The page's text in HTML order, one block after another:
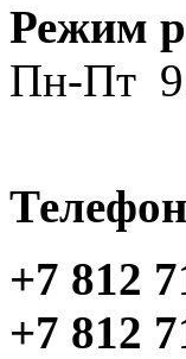
Режим
Пн-Пт
+7 812
+7 812